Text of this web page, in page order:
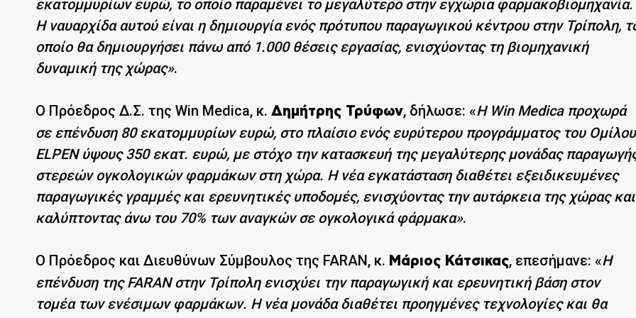
εκατομμυρίων ευρώ, το οποίο παραμένει το μεγαλύτερο στην εγχώρια φαρμακοβιομηχανία.
Η ναυαρχίδα αυτού είναι η δημιουργία ενός πρότυπου παραγωγικού κέντρου στην Τρίπολη,
οποίο θα δημιουργήσει πάνω από 1.000 θέσεις εργασίας, ενισχύοντας τη βιομηχανική
δυναμική της χώρας».
Ο Πρόεδρος Δ.Σ. της Win Medica, κ. Δημήτρης Τρύφων, δήλωσε: «Η Win Medica προχωρά
σε επένδυση 80 εκατομμυρίων ευρώ, στο πλαίσιο ενός ευρύτερου προγράμματος του Ομίλου
ELPEN ύψους 350 εκατ. ευρώ, με στόχο την κατασκευή της μεγαλύτερης μονάδας
στερεών ογκολογικών φαρμάκων στη χώρα. Η νέα εγκατάσταση διαθέτει εξειδικευμένες
παραγωγικές γραμμές και ερευνητικές υποδομές, ενισχύοντας την αυτάρκεια της χώρας και
καλύπτοντας άνω του 70% των αναγκών σε ογκολογικά φάρμακα».
Ο Πρόεδρος και Διευθύνων Σύμβουλος της FARAN, κ. Μάριος Κάτσικας, επεσήμανε: «Η
επένδυση της FARAN στην Τρίπολη ενισχύει την παραγωγική και ερευνητική βάση στον
τομέα των ενέσιμων φαρμάκων. Η νέα μονάδα διαθέτει προηγμένες τεχνολογίες και θα